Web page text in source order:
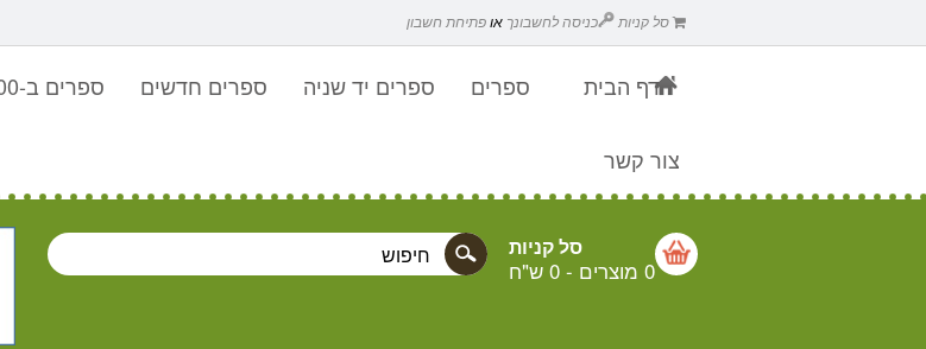
סל קניות כניסה לחשבונך אופתיחת חשבון
דף הבית ספרים ספרים יד שניה ספרים חדשים ספרים ב-100 ש"ח
צור קשר
סל קניות
0 מוצרים - 0 ש"ח